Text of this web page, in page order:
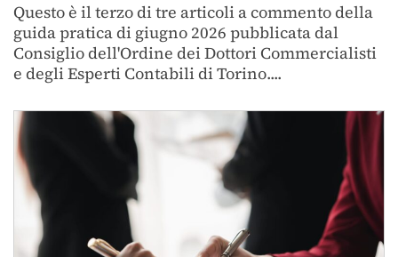
Questo è il terzo di tre articoli a commento della
guida pratica di giugno 2026 pubblicata dal
Consiglio dell'Ordine dei Dottori Commercialisti
e degli Esperti Contabili di Torino....